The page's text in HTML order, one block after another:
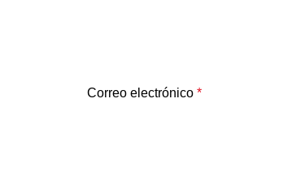
Correo electrónico*